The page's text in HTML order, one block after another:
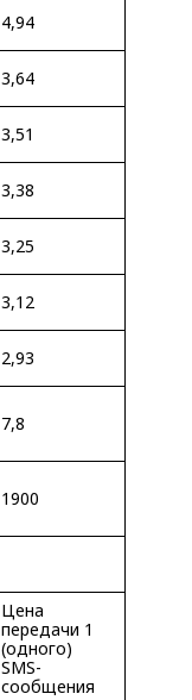
4,94
3,64
3,51
3,38
3,25
3,12
2,93
7,8
1900
Цена
передачи 1
(одного)
SMS-
сообщения